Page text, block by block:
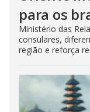
para os
Ministério das
consulares,
região e reforça